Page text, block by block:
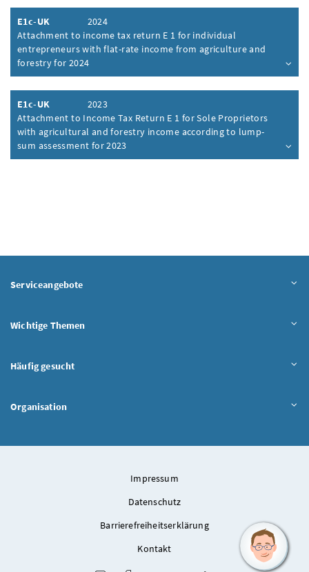
E1c-UK
2024
Attachment to income tax return E 1 for individual
entrepreneurs with flat-rate income from agriculture and
forestry for 2024
Inhalt aufklappen
E1c-UK
2023
Attachment to Income Tax Return E 1 for Sole Proprietors
with agricultural and forestry income according to lump-
sum assessment for 2023
Inhalt aufklappen
Serviceangebote
Wichtige Themen
Häufig gesucht
Organisation
Impressum
Datenschutz
Barrierefreiheitserklärung
Kontakt